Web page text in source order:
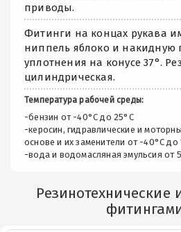
приводы.
Фитинги на концах рукава
ниппель яблоко и накидную
уплотнения на конусе 37°.
цилиндрическая.
Температура рабочей среды:
-бензин от -40°C до 25°C
-керосин, гидравлические и
основе и их заменители от -40°C до
-вода и водомасляная эмульсия от
Резинотехнические